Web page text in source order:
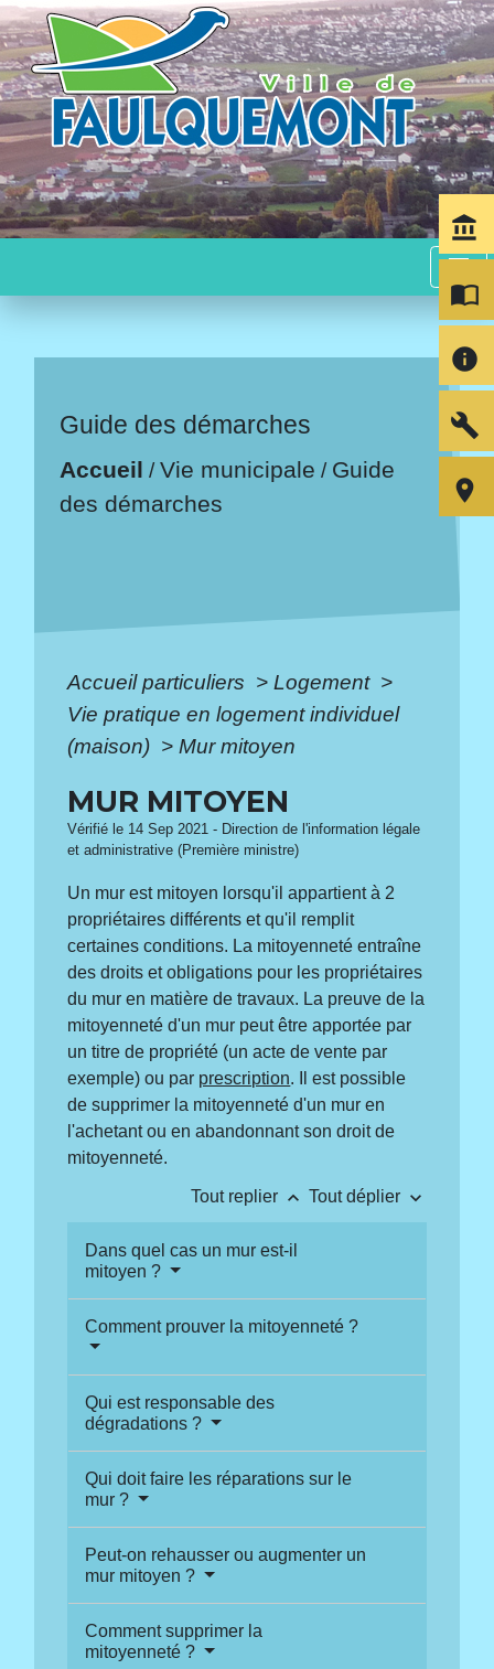
menu
Guide des démarches
Accueil /Vie municipale / Guide
des démarches
Accueil particuliers > Logement >
Vie pratique en logement individuel
(maison) > Mur mitoyen
MUR MITOYEN
Vérifié le 14 Sep 2021 - Direction de l'information légale
et administrative (Première ministre)
Un mur est mitoyen lorsqu'il appartient à 2
propriétaires différents et qu'il remplit
certaines conditions. La mitoyenneté entraîne
des droits et obligations pour les propriétaires
du mur en matière de travaux. La preuve de la
mitoyenneté d'un mur peut être apportée par
un titre de propriété (un acte de vente par
exemple) ou par prescription. Il est possible
de supprimer la mitoyenneté d'un mur en
l'achetant ou en abandonnant son droit de
mitoyenneté.
Tout replier keyboard_arrow_up Tout déplier keyboard_arrow_down
Dans quel cas un mur est-il
mitoyen ?
Comment prouver la mitoyenneté ?
Qui est responsable des
dégradations ?
Qui doit faire les réparations sur le
mur ?
Peut-on rehausser ou augmenter un
mur mitoyen ?
Comment supprimer la
mitoyenneté ?
account_balance
import_contacts
info
build
room